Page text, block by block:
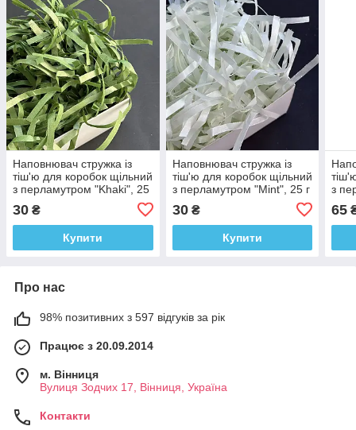
Наповнювач стружка із
тіш'ю для коробок щільний
з перламутром "Khaki", 25
30 ₴
Купити
Наповнювач стружка із
тіш'ю для коробок щільний
з перламутром "Mint", 25 г
30₴
Купити
з
65
Про нас
98% позитивних з 597 відгуків за рік
Працює з 20.09.2014
м. Вінниця
Вулиця Зодчих 17, Вінниця, Україна
Контакти